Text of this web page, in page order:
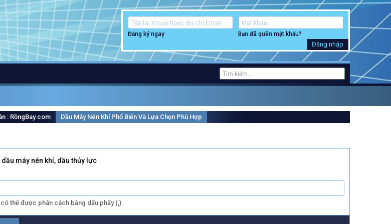
Đăng ký ngay Bạn đã quên mật khẩu?
Đăng nhập
: RồngBay.com Dầu Máy Nén Khí Phổ Biến Và Lựa Chọn Phù Hợp
dầu máy nén khí, dầu thủy lực
thể được phân cách bằng dấu phẩy (,)